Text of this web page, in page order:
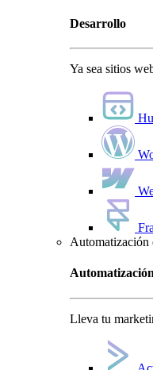
Desarrollo
Ya sea sitios
Automatización
Lleva tu